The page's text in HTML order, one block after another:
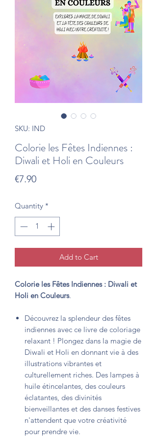
SKU: IND
Colorie les Fêtes Indiennes :
Diwali et Holi en Couleurs
€7.90Price
Quantity *
Add to Cart
Colorie les Fêtes Indiennes : Diwali et
Holi en Couleurs.
Découvrez la splendeur des fêtes
indiennes avec ce livre de coloriage
relaxant ! Plongez dans la magie de
Diwali et Holi en donnant vie à des
illustrations vibrantes et
culturellement riches. Des lampes à
huile étincelantes, des couleurs
éclatantes, des divinités
bienveillantes et des danses festives
n'attendent que votre créativité
pour prendre vie.